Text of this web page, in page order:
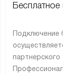
Бесплатное
Подключение
партнерского